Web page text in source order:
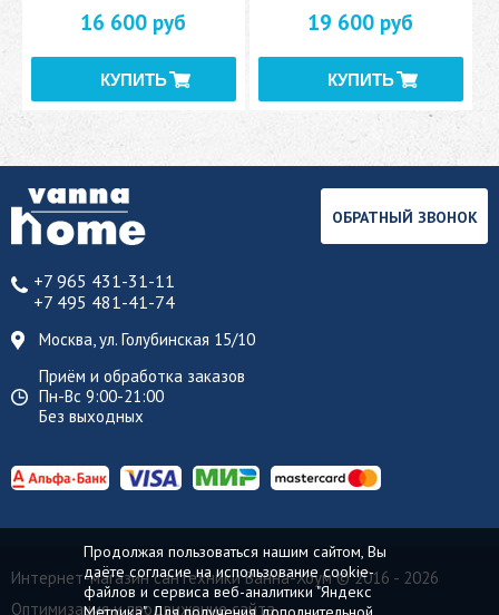
16 600 руб 19 600 руб
+7 965 431-31-11
+7 495 481-41-74
Москва, ул. Голубинская 15/10
Приём и обработка заказов
Пн-Вс 9:00-21:00
Без выходных
ОБРАТНЫЙ ЗВОНОК
Интернет-магазин сантехники Ванна-Хоум© 2016 - 2026
Оптимизация и продвижение сайта
Продолжая пользоваться нашим сайтом, Вы
даёте согласие на использование cookie-
файлов и сервиса веб-аналитики "Яндекс